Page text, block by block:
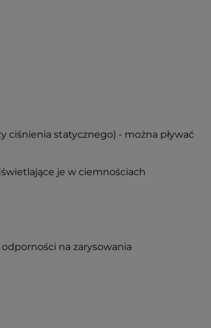
ciśnienia statycznego) - można pływać
je w ciemnościach
na zarysowania